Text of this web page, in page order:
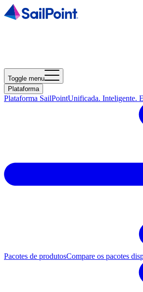
Toggle menu
Plataforma
Plataforma SailPointUnificada. Inteligente.
Pacotes de produtosCompare os pacotes